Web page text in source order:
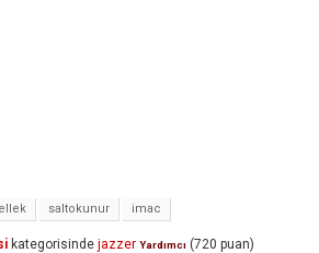
saltokunur imac
kategorisinde jazzer Yardımcı (720 puan)